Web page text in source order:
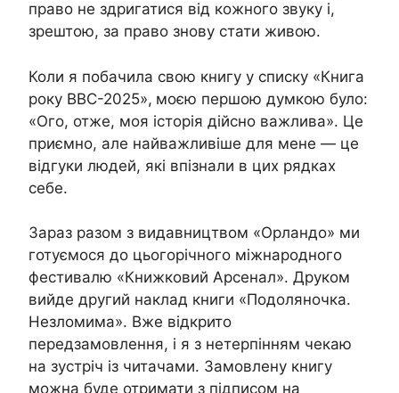
право не здригатися від кожного звуку і,
зрештою, за право знову стати живою.
Коли я побачила свою книгу у списку «Книга
року ВВС-2025», моєю першою думкою було:
«Ого, отже, моя історія дійсно важлива». Це
приємно, але найважливіше для мене — це
відгуки людей, які впізнали в цих рядках
себе.
Зараз разом з видавництвом «Орландо» ми
готуємося до цьогорічного міжнародного
фестивалю «Книжковий Арсенал». Друком
вийде другий наклад книги «Подоляночка.
Незломима». Вже відкрито
передзамовлення, і я з нетерпінням чекаю
на зустріч із читачами. Замовлену книгу
можна буде отримати з підписом на